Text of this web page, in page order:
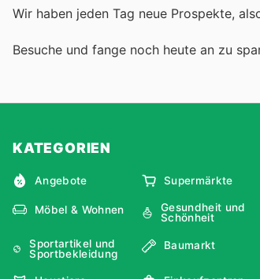
Wir haben jeden Tag neue Prospekte,
Besuche und fange noch heute an zu
KATEGORIEN
Angebote Supermärkte
Möbel & Wohnen
Gesundheit und
Schönheit
Sportartikel und
Sportbekleidung
Baumarkt